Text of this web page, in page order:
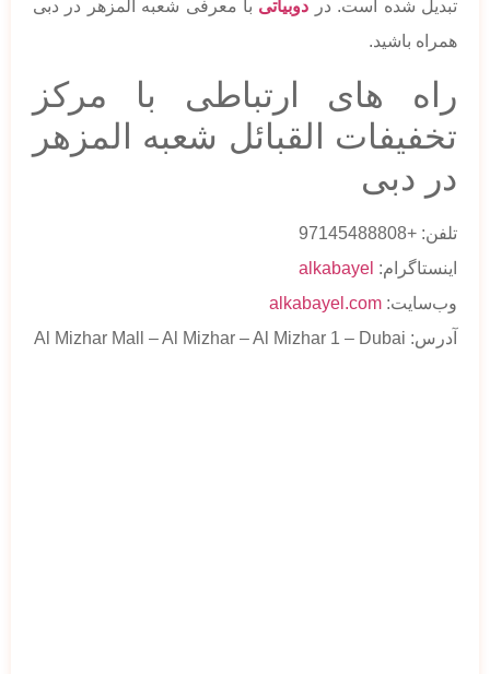
تبدیل شده است. در دوبیاتی با معرفی شعبه المزهر در دبی
همراه باشید.
راه های ارتباطی با مرکز
تخفیفات القبائل شعبه المزهر
در دبی
تلفن: +97145488808
اینستاگرام: alkabayel
وب‌سایت: alkabayel.com
آدرس: Al Mizhar Mall – Al Mizhar – Al Mizhar 1 – Dubai